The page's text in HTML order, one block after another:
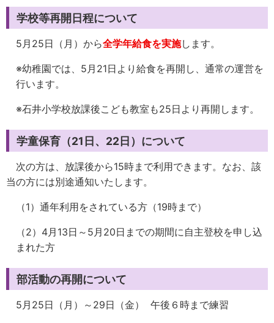
学校等再開日程について
5月25日（月）から全学年給食を実施します。
※幼稚園では、5月21日より給食を再開し、通常の運営を
行います。
※石井小学校放課後こども教室も25日より再開します。
学童保育（21日、22日）について
次の方は、放課後から15時まで利用できます。なお、該
当の方には別途通知いたします。
（1）通年利用をされている方（19時まで）
（2）4月13日～5月20日までの期間に自主登校を申し込
まれた方
部活動の再開について
5月25日（月）～29日（金） 午後６時まで練習